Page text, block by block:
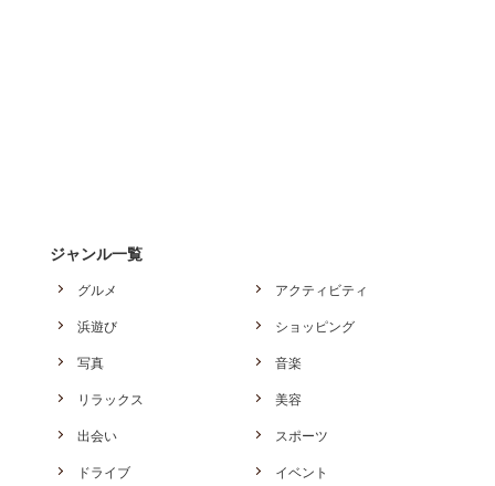
ジャンル一覧
グルメ アクティビティ
浜遊び ショッピング
写真 音楽
リラックス 美容
出会い スポーツ
ドライブ イベント